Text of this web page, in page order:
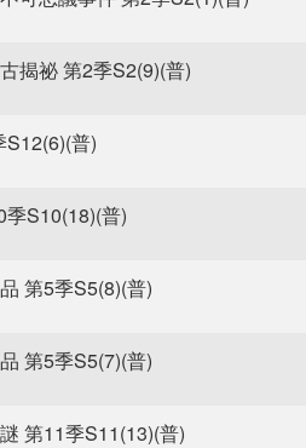
揭祕 第2季S2(9)(普)
普)
S10(18)(普)
第5季S5(8)(普)
第5季S5(7)(普)
第11季S11(13)(普)